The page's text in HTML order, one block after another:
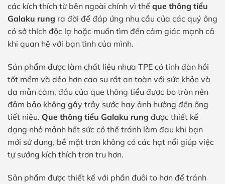
các kích thích từ bên ngoài chính vì thế que thông tiểu
Galaku rung ra đời để đáp ứng nhu cầu của các quý ông
có sở thích độc lạ hoặc muốn tìm đến cảm giác mạnh cả
khi quan hệ với bạn tình của mình.
Sản phẩm được làm chất liệu nhựa TPE có tính đàn hồi
tốt mềm và dẻo hơn cao su rất an toàn với sức khỏe và
da mẫn cảm, đầu của que thông tiểu được bo tròn nên
đảm bảo không gây trầy sước hay ảnh hưởng đến ống
tiết niệu. Que thông tiểu Galaku rung được thiết kế
dạng nhỏ mảnh hết sức có thể tránh làm đau khi bạn
mới sử dụng, bề mặt trơn không có các hạt nổi giúp việc
tự sướng kích thích trơn tru hơn.
Sản phẩm được thiết kế với phần đuôi to hơn để tránh